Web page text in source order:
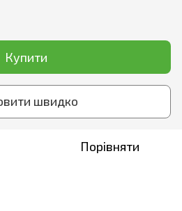
Купити
швидко
Порівняти